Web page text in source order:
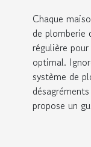
Chaque
de plomberie
régulière
optimal.
système de
propose un